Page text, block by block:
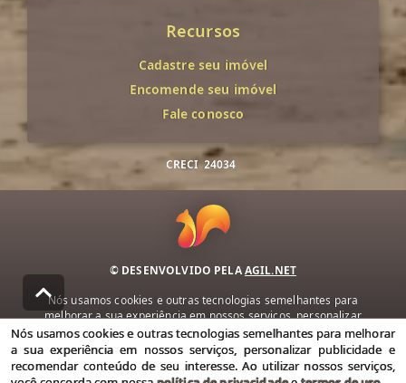
Recursos
Cadastre seu imóvel
Encomende seu imóvel
Fale conosco
CRECI 24034
© DESENVOLVIDO PELAAGIL.NET
Nós usamos cookies e outras tecnologias semelhantes para
melhorar a sua experiência em nossos serviços, personalizar
publicidade e recomendar conteúdo de seu interesse. Ao utilizar
nossos serviços, você concorda com nossa política de privacidade e
termos de uso.
Nós usamos cookies e outras tecnologias semelhantes para melhorar
a sua experiência em nossos serviços, personalizar publicidade e
recomendar conteúdo de seu interesse. Ao utilizar nossos serviços,